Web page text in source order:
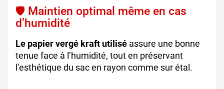
🛡️ Maintien optimal même en cas
d’humidité
Le papier vergé kraft utilisé assure une bonne
tenue face à l’humidité, tout en préservant
l’esthétique du sac en rayon comme sur étal.